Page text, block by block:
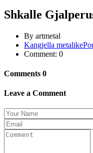
Shkalle
By artmetal
Kangjella metalike
Comment: 0
Comments 0
Leave a Comment